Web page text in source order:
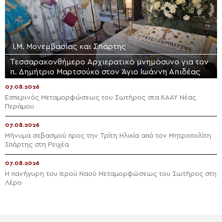
Ι.Μ. Μονεμβασίας και Σπάρτης
Τεσσαρακονθήμερο Αρχιερατικό μνημόσυνο για τον
π. Δημήτριο Μαρτσούκο στον Άγιο Ιωάννη Απιδέας
07.08.2026
Εσπερινός Μεταμορφώσεως του Σωτήρος στα ΚΑΑΥ Νέας
Περάμου
07.08.2026
Μήνυμα σεβασμού προς την Τρίτη Ηλικία από τον Μητροπολίτη
Σπάρτης στη Ρειχέα
07.08.2026
Η πανήγυρη του Ιερού Ναού Μεταμορφώσεως του Σωτήρος στη
Λέρο